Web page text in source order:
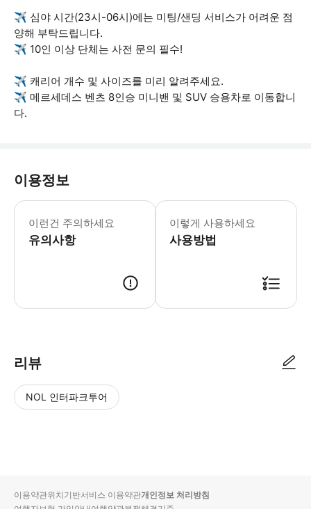
✈️ 심야 시간(23시-06시)에는 미팅/샌딩 서비스가 어려운 점
양해 부탁드립니다.
✈️ 10인 이상 단체는 사전 문의 필수!
✈️ 캐리어 개수 및 사이즈를 미리 알려주세요.
✈️ 메르세데스 벤츠 8인승 미니밴 및 SUV 승용차로 이동합니
다.
이용정보
이런건 주의하세요
유의사항
✅체코는 여행자 보험이 필수입니다.
이렇게 사용하세요
사용방법
리뷰
NOL 인터파크투어
입니
순
상
이용약관위치기반서비스 이용약관개인정보 처리방침